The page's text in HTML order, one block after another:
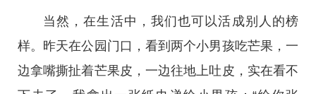
当然，在生活中，我们也可以活成别人的榜
样。昨天在公园门口，看到两个小男孩吃芒果，一
边拿嘴撕扯着芒果皮，一边往地上吐皮，实在看不